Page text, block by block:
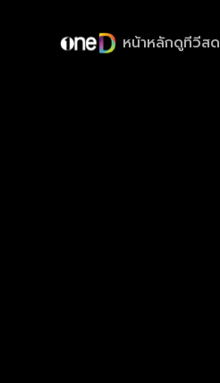
หน้าหลักดูทีวีสด